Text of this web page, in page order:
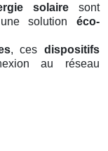
solaire sont
solution éco-
, cesdispositifs
au réseau